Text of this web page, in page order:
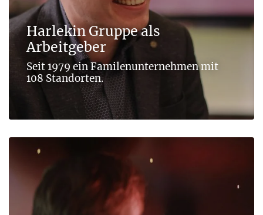
Harlekin Gruppe als
Arbeitgeber
Seit 1979 ein Familen­unternehmen mit
108 Standorten.